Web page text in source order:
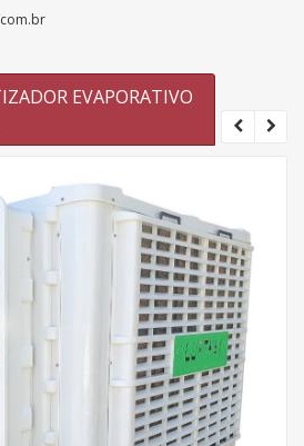
EVAPORATIVO